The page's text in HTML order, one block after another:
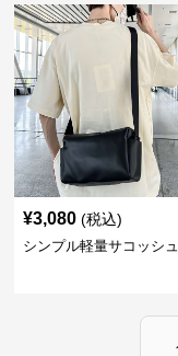
¥3,080 (税込)
シンプル軽量サコッシュ